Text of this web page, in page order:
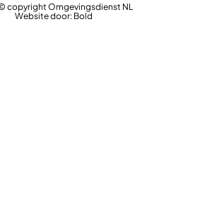
copyright Omgevingsdienst NL
Website door: Bold